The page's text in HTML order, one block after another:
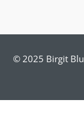
© 2025 Birgit